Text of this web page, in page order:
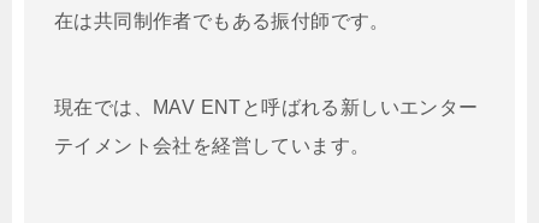
在は共同制作者でもある振付師です。
現在では、MAV ENTと呼ばれる新しいエンター
テイメント会社を経営しています。